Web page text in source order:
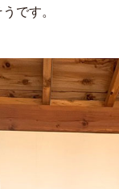
です。